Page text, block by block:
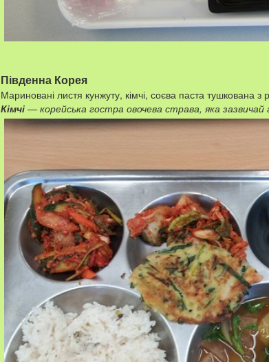
Південна Корея
Мариновані листя кунжуту, кімчі, соєва паста тушкована з
Кімчі — корейська гостра овочева страва, яка